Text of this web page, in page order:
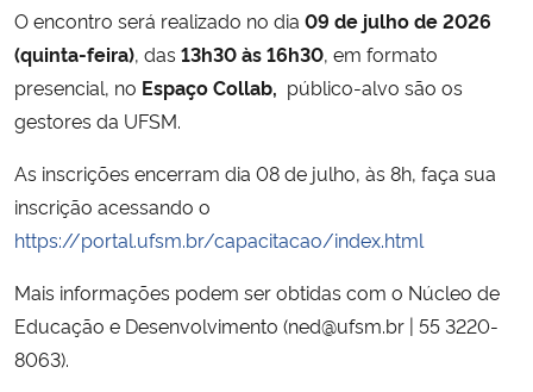
Secretaria de Governo
Gabinete de Segurança Institucional
Advocacia-Geral da União
Planalto
O encontro será realizado no dia 09 de julho de 2026
(quinta-feira), das 13h30 às 16h30, em formato
presencial, no Espaço Collab, público-alvo são os
gestores da UFSM.
As inscrições encerram dia 08 de julho, às 8h, faça sua
inscrição acessando o
https://portal.ufsm.br/capacitacao/index.html
Mais informações podem ser obtidas com o Núcleo de
Educação e Desenvolvimento (ned@ufsm.br | 55 3220-
8063).